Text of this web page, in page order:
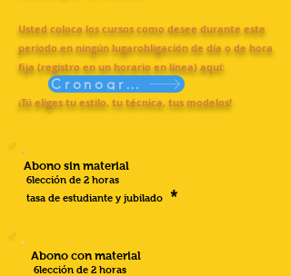
Usted coloca los cursos como desee durante este
período.en ningún lugarobligación de día o de hora
fija (registro en un horario en línea) aquí:
¡Tú eliges tu estilo, tu técnica, tus modelos!
Cronograma
Abono sin material
6lección de 2 horas
tasa de estudiante y jubilado
*
Abono con material
6lección de 2 horas